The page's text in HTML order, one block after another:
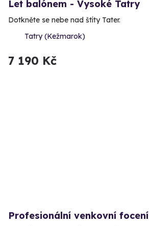
Let balónem - Vysoké Tatry
Dotkněte se nebe nad štíty Tater.
Tatry (Kežmarok)
7 190 Kč
Profesionální venkovní focení